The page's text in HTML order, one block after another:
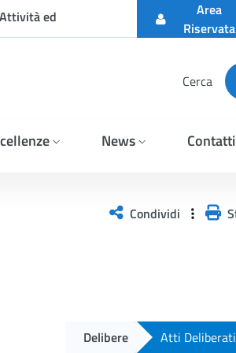
ed
Area
Riservata
Cerca
News Contatti
Condividi
Delibere Atti